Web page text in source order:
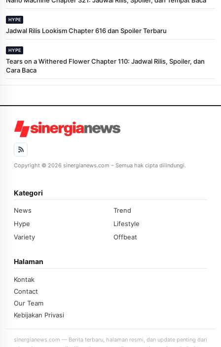
HYPE
Jadwal Rilis Lookism Chapter 616 dan Spoiler Terbaru
HYPE
Tears on a Withered Flower Chapter 110: Jadwal Rilis, Spoiler, dan
Cara Baca
Copyright © 2026 sinergianews.com – Semua hak cipta dilindungi.
Kategori
News
Trend
Hype
Lifestyle
Variety
Offbeat
Halaman
Kontak
Contact
Our Team
Kebijakan Privasi
sinergianews.com — Berita terbaru, halaman resmi, dan update penting dari